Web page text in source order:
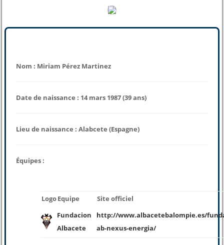
Nom : Miriam Pérez Martinez
Date de naissance : 14 mars 1987 (39 ans)
Lieu de naissance : Alabcete (Espagne)
Équipes :
LogoEquipe
Site officiel
Fundacion
Albacete
http://www.albacetebalompie.es/
ab-nexus-energia/